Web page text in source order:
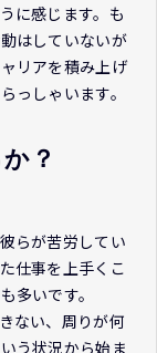
に感じます。も
はしていないが
リアを積み上げ
っしゃいます。
？
らが苦労してい
仕事を上手くこ
多いです。
ない、周りが何
う状況から始ま